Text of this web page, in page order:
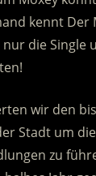
kennt Der
nur die Single
wir den
Stadt um die
zu